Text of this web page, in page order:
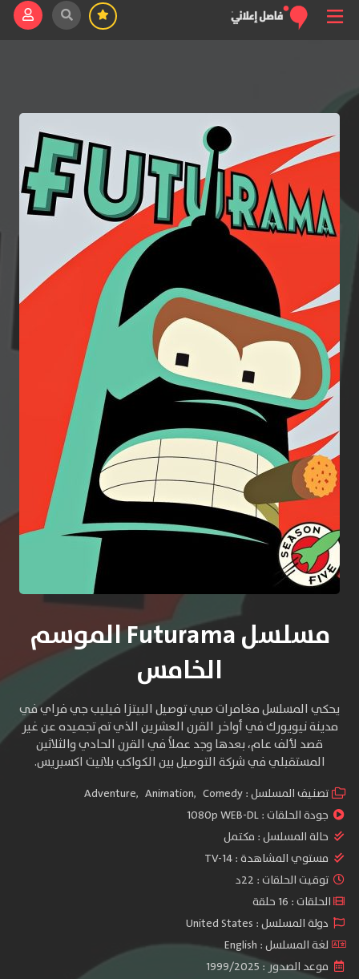
مسلسل Futurama الموسم
الخامس
يحكي المسلسل مغامرات صبي توصيل البيتزا فيليب جي فراي في
مدينة نيويورك في أواخر القرن العشرين الذي تم تجميده عن غير
قصد لألف عام، بعدها وجد عملاً في القرن الحادي والثلاثين
المستقبلي في شركة التوصيل بين الكواكب بلانيت اكسبريس.
تصنيف المسلسل : Adventure, Animation, Comedy
جودة الحلقات :1080p WEB-DL
حالة المسلسل : مكتمل
مستوي المشاهدة :TV-14
توقيت الحلقات : 22د
الحلقات : 16 حلقة
دولة المسلسل : United States
لغة المسلسل : English
موعد الصدور : 1999/2025